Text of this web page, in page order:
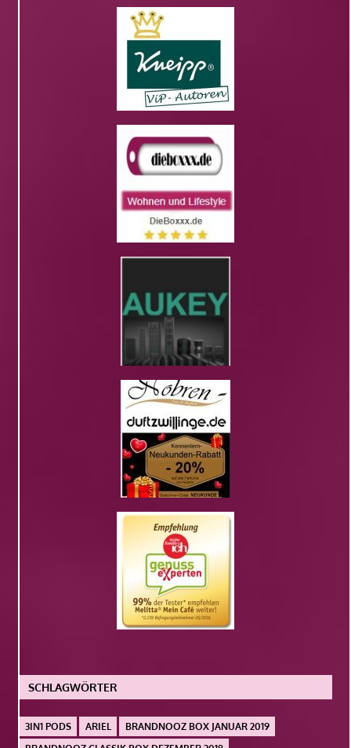
SCHLAGWÖRTER
3IN1 PODS ARIEL
BRANDNOOZ BOX JANUAR 2019